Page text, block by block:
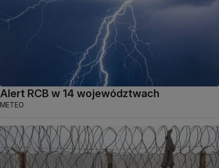
Alert RCB w 14 województwach
METEO